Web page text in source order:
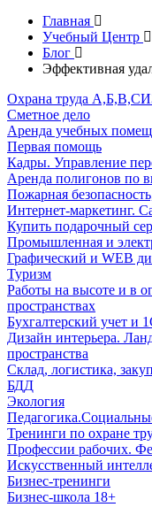
Главная
Учебный Центр
Блог
Эффективная
Охрана труда
Сметное дело
Аренда учебных
Первая помощь
Кадры. Управление
Аренда полигонов по
Пожарная
Интернет-маркетинг.
Купить подарочный
Промышленная и
Графический и WEB
Туризм
Работы на высоте и в
пространствах
Бухгалтерский учет и
Дизайн интерьера.
пространства
Склад, логистика,
БДД
Экология
Тренинги по охране
Профессии рабочих.
Искусственный
Бизнес-тренинги
Бизнес-школа 18+